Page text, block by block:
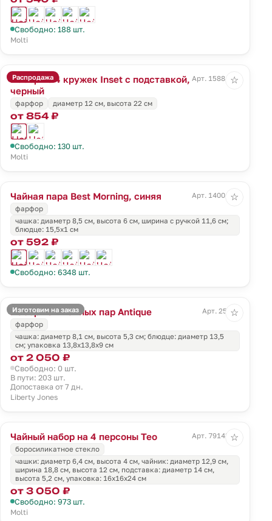
Свободно: 188 шт.
Molti
Распродажа
Набор из 4 кружек Inset с подставкой,
черный
Арт. 15884.30
фарфор диаметр 12 см, высота 22 см
от 854 ₽
Свободно: 130 шт.
Molti
☆
Чайная пара Best Morning, синяя
Арт. 14001.40
фарфор
чашка: диаметр 8,5 см, высота 6 см, ширина с ручкой 11,6 см;
блюдце: 15,5x1 см
от 592 ₽
Свободно: 6348 шт.
☆
Изготовим на заказ
Набор из 2 чайных пар Antique
Арт. 25114
фарфор
чашка: диаметр 8,1 см, высота 5,3 см; блюдце: диаметр 13,5
см; упаковка 13,8х13,8х9 см
от 2 050 ₽
Свободно: 0 шт.
В пути: 203 шт.
Допоставка от 7 дн.
Liberty Jones
☆
Чайный набор на 4 персоны Teo
Арт. 79143.00
боросиликатное стекло
чашки: диаметр 6,4 см, высота 4 см, чайник: диаметр 12,9 см,
ширина 18,8 см, высота 12 см, подставка: диаметр 14 см,
высота 5,2 см, упаковка: 16х16х24 см
от 3 050 ₽
Свободно: 973 шт.
Molti
☆